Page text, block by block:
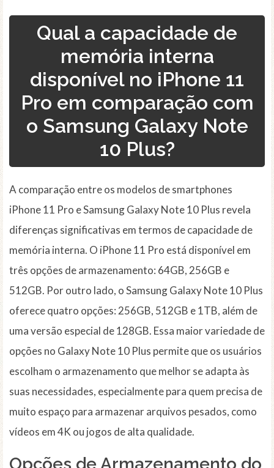
Qual a capacidade de
memória interna
disponível no iPhone 11
Pro em comparação com
o Samsung Galaxy Note
10 Plus?
A comparação entre os modelos de smartphones
iPhone 11 Pro e Samsung Galaxy Note 10 Plus revela
diferenças significativas em termos de capacidade de
memória interna. O iPhone 11 Pro está disponível em
três opções de armazenamento: 64GB, 256GB e
512GB. Por outro lado, o Samsung Galaxy Note 10 Plus
oferece quatro opções: 256GB, 512GB e 1TB, além de
uma versão especial de 128GB. Essa maior variedade de
opções no Galaxy Note 10 Plus permite que os usuários
escolham o armazenamento que melhor se adapta às
suas necessidades, especialmente para quem precisa de
muito espaço para armazenar arquivos pesados, como
vídeos em 4K ou jogos de alta qualidade.